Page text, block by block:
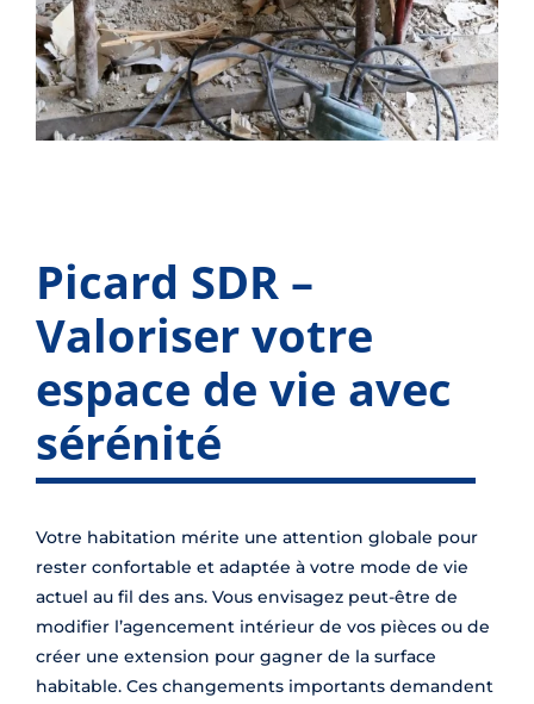
Picard SDR –
Valoriser votre
espace de vie avec
sérénité
Votre habitation mérite une attention globale pour
rester confortable et adaptée à votre mode de vie
actuel au fil des ans. Vous envisagez peut-être de
modifier l’agencement intérieur de vos pièces ou de
créer une extension pour gagner de la surface
habitable. Ces changements importants demandent